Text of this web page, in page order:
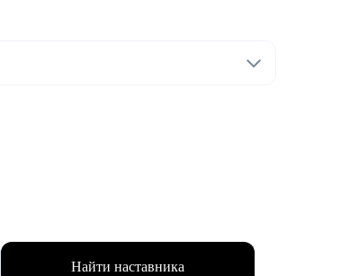
Найти наставника